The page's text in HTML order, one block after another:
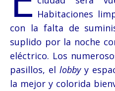
Habitaciones
con la falta de
suplido por la noche
eléctrico. Los
pasillos, el lobbyy
la mejor y colorida